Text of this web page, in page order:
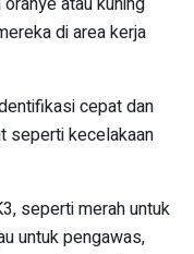
di area kerja
cepat dan
seperti kecelakaan
seperti merah untuk
untuk pengawas,